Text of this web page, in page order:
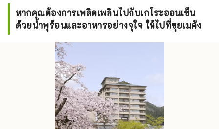
หากคุณต้องการเพลิดเพลินไปกับเกโระออนเซ็น
ด้วยน้ำพุร้อนและอาหารอย่างจุใจ ให้ไปที่ซุยเมคัง